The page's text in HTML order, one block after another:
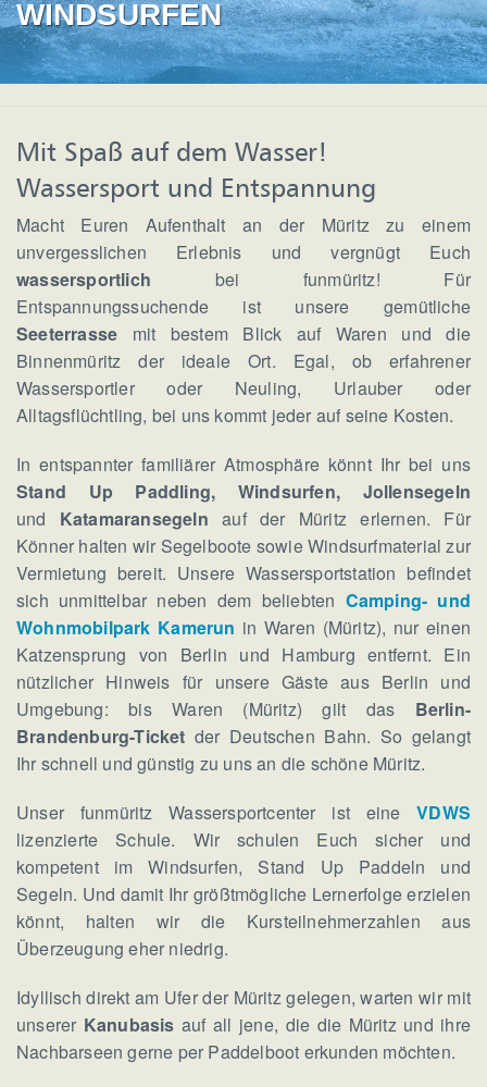
WINDSURFEN
Mit Spaß auf dem Wasser!
Wassersport und Entspannung
Macht Euren Aufenthalt an der Müritz zu einem
unvergesslichen Erlebnis und vergnügt Euch
wassersportlich bei funmüritz! Für
Entspannungssuchende ist unsere gemütliche
Seeterrasse mit bestem Blick auf Waren und die
Binnenmüritz der ideale Ort. Egal, ob erfahrener
Wassersportler oder Neuling, Urlauber oder
Alltagsflüchtling, bei uns kommt jeder auf seine Kosten.
In entspannter familiärer Atmosphäre könnt Ihr bei uns
Stand Up Paddling, Windsurfen, Jollensegeln
und Katamaransegeln auf der Müritz erlernen. Für
Könner halten wir Segelboote sowie Windsurfmaterial zur
Vermietung bereit. Unsere Wassersportstation befindet
sich unmittelbar neben dem beliebten Camping- und
Wohnmobilpark Kamerun in Waren (Müritz), nur einen
Katzensprung von Berlin und Hamburg entfernt. Ein
nützlicher Hinweis für unsere Gäste aus Berlin und
Umgebung: bis Waren (Müritz) gilt das Berlin-
Brandenburg-Ticket der Deutschen Bahn. So gelangt
Ihr schnell und günstig zu uns an die schöne Müritz.
Unser funmüritz Wassersportcenter ist eineVDWS
lizenzierte Schule. Wir schulen Euch sicher und
kompetent im Windsurfen, Stand Up Paddeln und
Segeln. Und damit Ihr größtmögliche Lernerfolge erzielen
könnt, halten wir die Kursteilnehmerzahlen aus
Überzeugung eher niedrig.
Idyllisch direkt am Ufer der Müritz gelegen, warten wir mit
unserer Kanubasis auf all jene, die die Müritz und ihre
Nachbarseen gerne per Paddelboot erkunden möchten.